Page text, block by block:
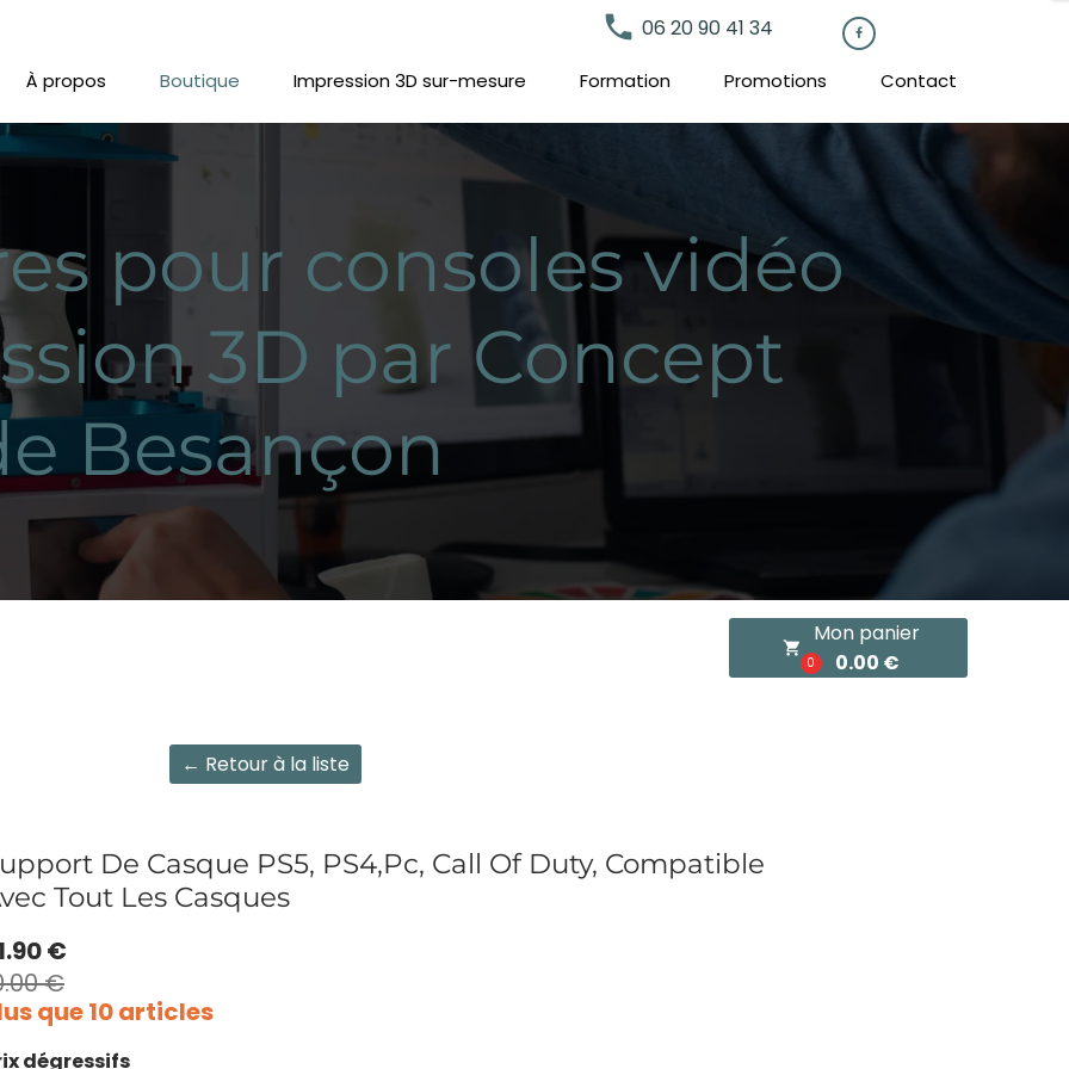
À propos Boutique Impression 3D sur-mesure Formation Promotions Contact
local_phone 06 20 90 41 34 
pour consoles vidéo
3D par Concept
Besançon
local_grocery_store
0
Mon panier
0.00 €
← Retour à la liste
De Casque PS5, PS4,Pc, Call Of Duty, Compatible
Tout Les Casques
€
€
que 10 articles
dégressifs